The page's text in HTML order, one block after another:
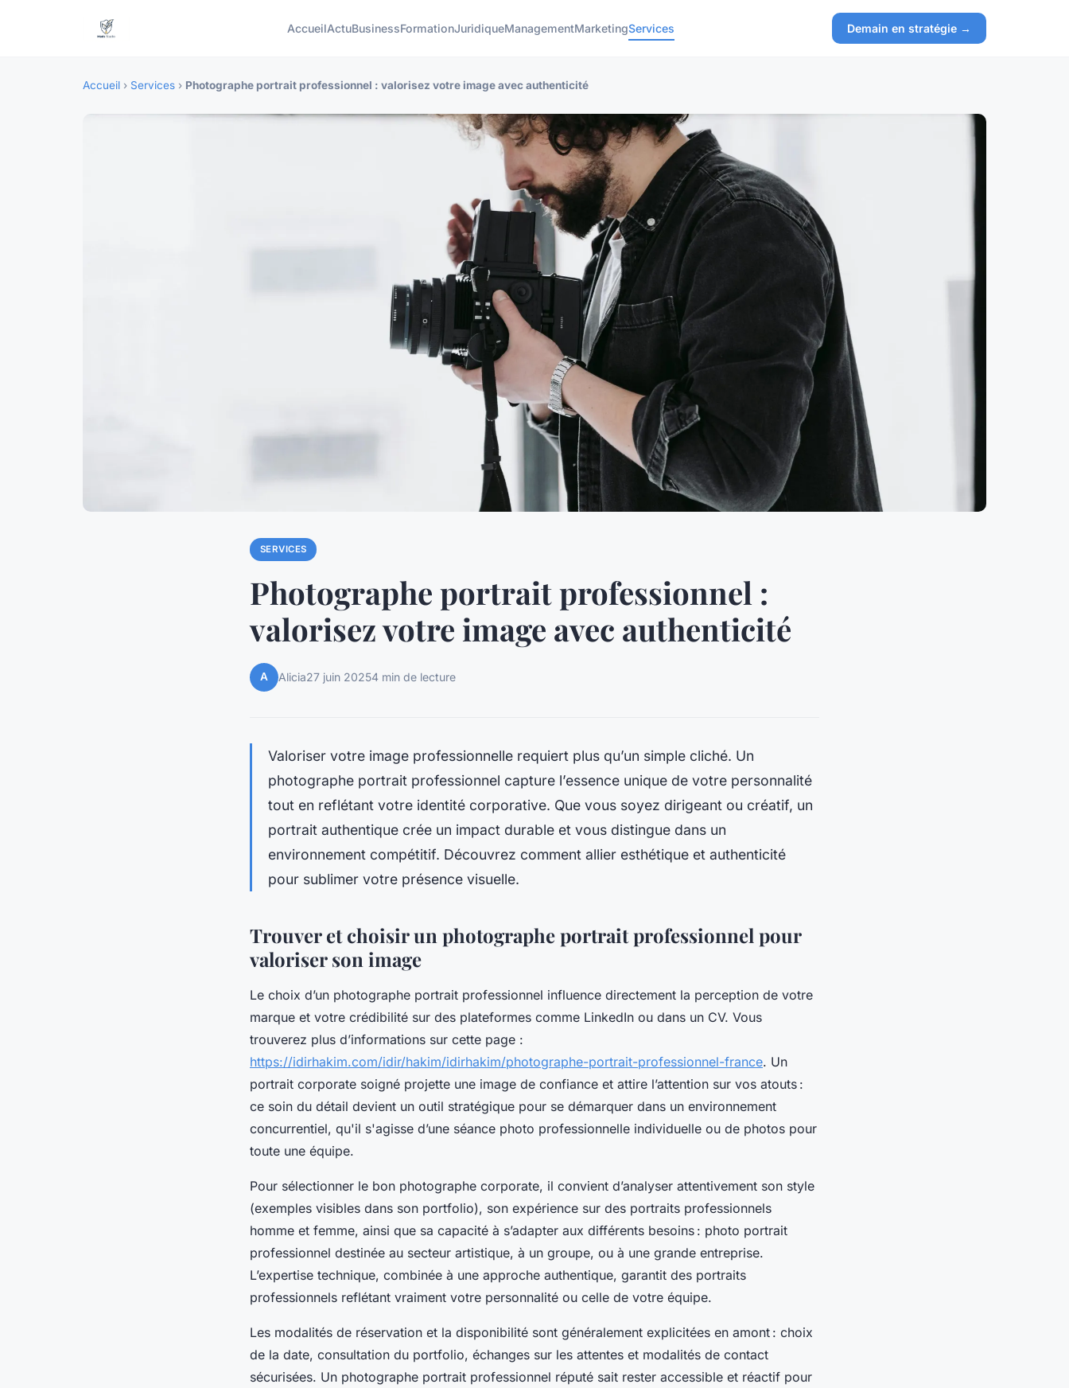
AccueilActuBusinessFormationJuridiqueManagementMarketingServices Demain en stratégie →
Accueil › Services › Photographe portrait professionnel : valorisez votre image avec authenticité
SERVICES
Photographe portrait professionnel :
valorisez votre image avec authenticité
A Alicia27 juin 20254 min de lecture
Valoriser votre image professionnelle requiert plus qu’un simple cliché. Un
photographe portrait professionnel capture l’essence unique de votre personnalité
tout en reflétant votre identité corporative. Que vous soyez dirigeant ou créatif, un
portrait authentique crée un impact durable et vous distingue dans un
environnement compétitif. Découvrez comment allier esthétique et authenticité
pour sublimer votre présence visuelle.
Trouver et choisir un photographe portrait professionnel pour
valoriser son image
Le choix d’un photographe portrait professionnel influence directement la perception de votre
marque et votre crédibilité sur des plateformes comme LinkedIn ou dans un CV. Vous
trouverez plus d’informations sur cette page :
https://idirhakim.com/idir/hakim/idirhakim/photographe-portrait-professionnel-france. Un
portrait corporate soigné projette une image de confiance et attire l’attention sur vos atouts :
ce soin du détail devient un outil stratégique pour se démarquer dans un environnement
concurrentiel, qu'il s'agisse d’une séance photo professionnelle individuelle ou de photos pour
toute une équipe.
Pour sélectionner le bon photographe corporate, il convient d’analyser attentivement son style
(exemples visibles dans son portfolio), son expérience sur des portraits professionnels
homme et femme, ainsi que sa capacité à s’adapter aux différents besoins : photo portrait
professionnel destinée au secteur artistique, à un groupe, ou à une grande entreprise.
L’expertise technique, combinée à une approche authentique, garantit des portraits
professionnels reflétant vraiment votre personnalité ou celle de votre équipe.
Les modalités de réservation et la disponibilité sont généralement explicitées en amont : choix
de la date, consultation du portfolio, échanges sur les attentes et modalités de contact
sécurisées. Un photographe portrait professionnel réputé sait rester accessible et réactif pour